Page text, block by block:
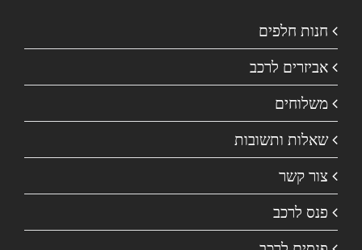
חנות חלפים
אביזרים לרכב
משלוחים
שאלות ותשובות
צור קשר
פנס לרכב